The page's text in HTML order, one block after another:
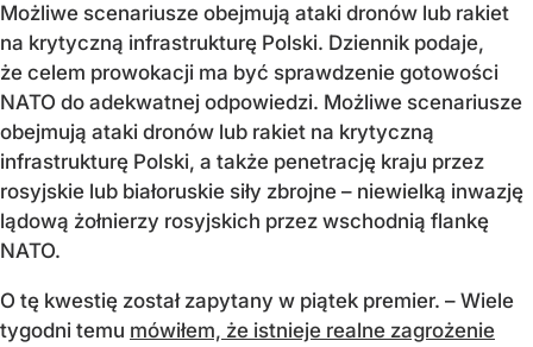
Możliwe scenariusze obejmują ataki dronów lub rakiet
na krytyczną infrastrukturę Polski. Dziennik podaje,
że celem prowokacji ma być sprawdzenie gotowości
NATO do adekwatnej odpowiedzi. Możliwe scenariusze
obejmują ataki dronów lub rakiet na krytyczną
infrastrukturę Polski, a także penetrację kraju przez
rosyjskie lub białoruskie siły zbrojne – niewielką inwazję
lądową żołnierzy rosyjskich przez wschodnią flankę
NATO.
O tę kwestię został zapytany w piątek premier. – Wiele
tygodni temu mówiłem, że istnieje realne zagrożenie